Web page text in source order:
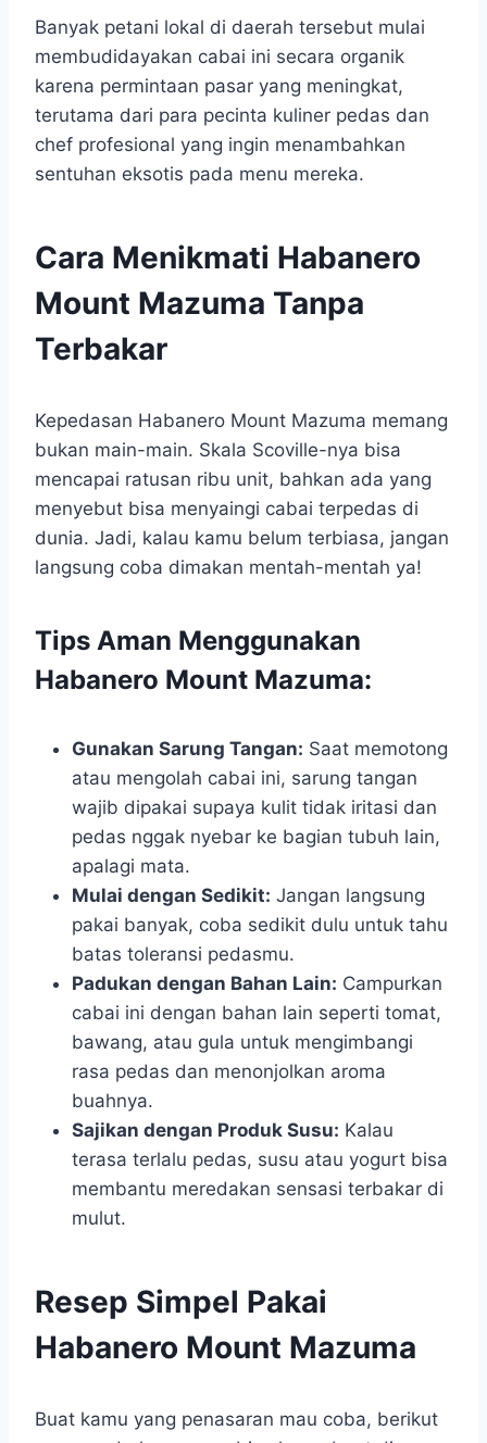
Banyak petani lokal di daerah tersebut mulai
membudidayakan cabai ini secara organik
karena permintaan pasar yang meningkat,
terutama dari para pecinta kuliner pedas dan
chef profesional yang ingin menambahkan
sentuhan eksotis pada menu mereka.
Cara Menikmati Habanero
Mount Mazuma Tanpa
Terbakar
Kepedasan Habanero Mount Mazuma memang
bukan main-main. Skala Scoville-nya bisa
mencapai ratusan ribu unit, bahkan ada yang
menyebut bisa menyaingi cabai terpedas di
dunia. Jadi, kalau kamu belum terbiasa, jangan
langsung coba dimakan mentah-mentah ya!
Tips Aman Menggunakan
Habanero Mount Mazuma:
Gunakan Sarung Tangan: Saat memotong
atau mengolah cabai ini, sarung tangan
wajib dipakai supaya kulit tidak iritasi dan
pedas nggak nyebar ke bagian tubuh lain,
apalagi mata.
Mulai dengan Sedikit: Jangan langsung
pakai banyak, coba sedikit dulu untuk tahu
batas toleransi pedasmu.
Padukan dengan Bahan Lain: Campurkan
cabai ini dengan bahan lain seperti tomat,
bawang, atau gula untuk mengimbangi
rasa pedas dan menonjolkan aroma
buahnya.
Sajikan dengan Produk Susu: Kalau
terasa terlalu pedas, susu atau yogurt bisa
membantu meredakan sensasi terbakar di
mulut.
Resep Simpel Pakai
Habanero Mount Mazuma
Buat kamu yang penasaran mau coba, berikut